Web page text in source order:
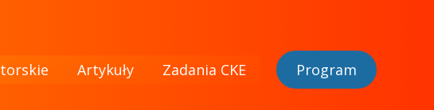
Artykuły Zadania CKE Program